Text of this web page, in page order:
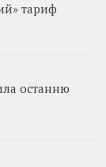
тариф
останню